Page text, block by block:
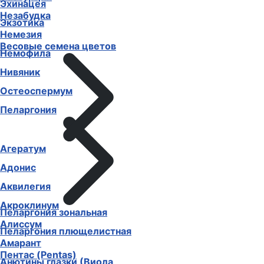
Незабудка
Немезия
Немофила
Нивяник
Остеоспермум
Пеларгония
Пеларгония зональная
Пеларгония плющелистная
Пентас (Pentas)
Эхинацея
Экзотика
Весовые семена цветов
Агератум
Адонис
Аквилегия
Акроклинум
Алиссум
Амарант
Анютины глазки (Виола